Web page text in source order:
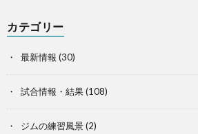
カテゴリー
最新情報 (30)
試合情報・結果(108)
ジムの練習風景(2)